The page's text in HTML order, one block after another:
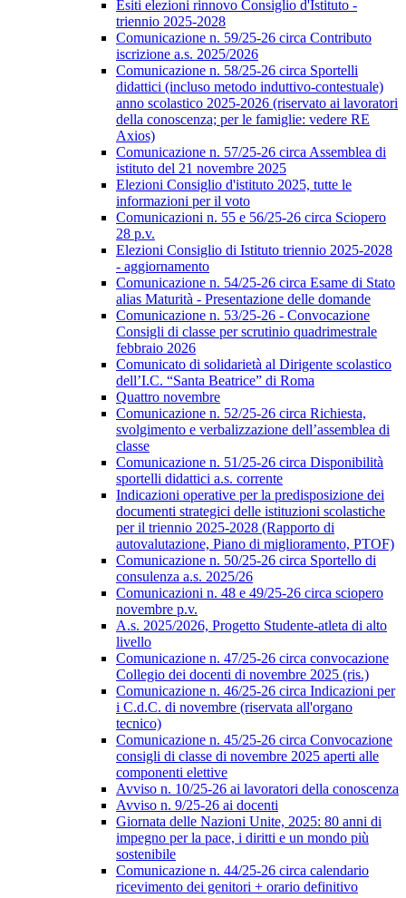
Esiti elezioni rinnovo Consiglio d'Istituto -
triennio 2025-2028
Comunicazione n. 59/25-26 circa Contributo
iscrizione a.s. 2025/2026
Comunicazione n. 58/25-26 circa Sportelli
didattici (incluso metodo induttivo-contestuale)
anno scolastico 2025-2026 (riservato ai lavoratori
della conoscenza; per le famiglie: vedere RE
Axios)
Comunicazione n. 57/25-26 circa Assemblea di
istituto del 21 novembre 2025
Elezioni Consiglio d'istituto 2025, tutte le
informazioni per il voto
Comunicazioni n. 55 e 56/25-26 circa Sciopero
28 p.v.
Elezioni Consiglio di Istituto triennio 2025-2028
- aggiornamento
Comunicazione n. 54/25-26 circa Esame di Stato
alias Maturità - Presentazione delle domande
Comunicazione n. 53/25-26 - Convocazione
Consigli di classe per scrutinio quadrimestrale
febbraio 2026
Comunicato di solidarietà al Dirigente scolastico
dell’I.C. “Santa Beatrice” di Roma
Quattro novembre
Comunicazione n. 52/25-26 circa Richiesta,
svolgimento e verbalizzazione dell’assemblea di
classe
Comunicazione n. 51/25-26 circa Disponibilità
sportelli didattici a.s. corrente
Indicazioni operative per la predisposizione dei
documenti strategici delle istituzioni scolastiche
per il triennio 2025-2028 (Rapporto di
autovalutazione, Piano di miglioramento, PTOF)
Comunicazione n. 50/25-26 circa Sportello di
consulenza a.s. 2025/26
Comunicazioni n. 48 e 49/25-26 circa sciopero
novembre p.v.
A.s. 2025/2026, Progetto Studente-atleta di alto
livello
Comunicazione n. 47/25-26 circa convocazione
Collegio dei docenti di novembre 2025 (ris.)
Comunicazione n. 46/25-26 circa Indicazioni per
i C.d.C. di novembre (riservata all'organo
tecnico)
Comunicazione n. 45/25-26 circa Convocazione
consigli di classe di novembre 2025 aperti alle
componenti elettive
Avviso n. 10/25-26 ai lavoratori della conoscenza
Avviso n. 9/25-26 ai docenti
Giornata delle Nazioni Unite, 2025: 80 anni di
impegno per la pace, i diritti e un mondo più
sostenibile
Comunicazione n. 44/25-26 circa calendario
ricevimento dei genitori + orario definitivo